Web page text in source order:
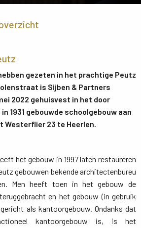
gezeten in het prachtige Peutz
is Sijben & Partners
2022 gehuisvest in het door
1931 gebouwde schoolgebouw aan
Westerflier 23 te Heerlen.
het gebouw in 1997 laten restaureren
gebouwen bekende architectenbureu
Men heeft toen in het gebouw de
en het gebouw (in gebruik
als kantoorgebouw. Ondanks dat
kantoorgebouw is, is het